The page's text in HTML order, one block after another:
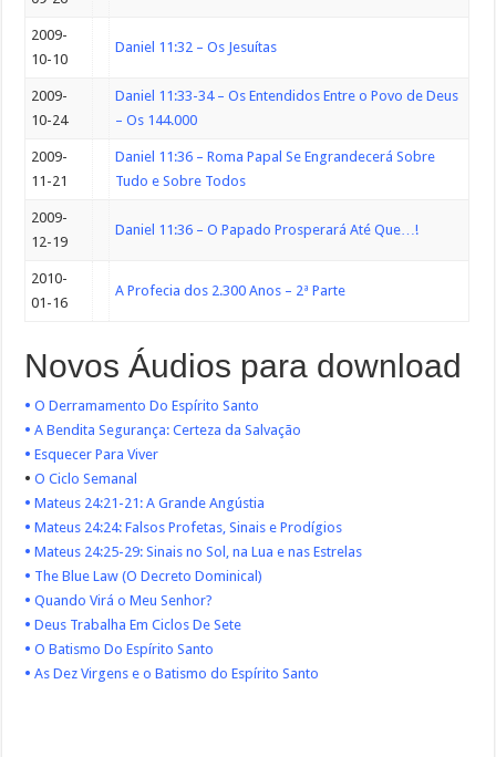
2009-
10-10
Daniel 11:32 – Os Jesuítas
2009-
10-24
Daniel 11:33-34 – Os Entendidos Entre o Povo de Deus
– Os 144.000
2009-
11-21
Daniel 11:36 – Roma Papal Se Engrandecerá Sobre
Tudo e Sobre Todos
2009-
12-19
Daniel 11:36 – O Papado Prosperará Até Que…!
2010-
01-16
A Profecia dos 2.300 Anos – 2ª Parte
Novos Áudios para download
• O Derramamento Do Espírito Santo
•A Bendita Segurança: Certeza da Salvação
•Esquecer Para Viver
•O Ciclo Semanal
•Mateus 24:21-21: A Grande Angústia
•Mateus 24:24: Falsos Profetas, Sinais e Prodígios
•Mateus 24:25-29: Sinais no Sol, na Lua e nas Estrelas
• The Blue Law (O Decreto Dominical)
•Quando Virá o Meu Senhor?
•Deus Trabalha Em Ciclos De Sete
•O Batismo Do Espírito Santo
•As Dez Virgens e o Batismo do Espírito Santo